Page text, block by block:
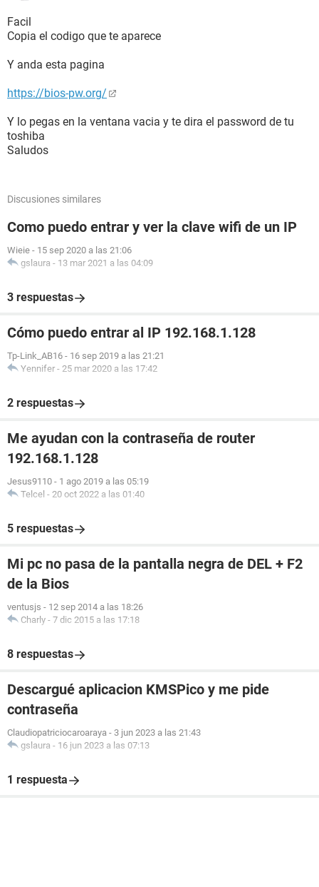
Facil
Copia el codigo que te aparece
Y anda esta pagina
https://bios-pw.org/
Y lo pegas en la ventana vacia y te dira el password de tu
toshiba
Saludos
Discusiones similares
Como puedo entrar y ver la clave wifi de un IP
Wieie - 15 sep 2020 a las 21:06
gslaura - 13 mar 2021 a las 04:09
3 respuestas
Cómo puedo entrar al IP 192.168.1.128
Tp-Link_AB16 - 16 sep 2019 a las 21:21
Yennifer - 25 mar 2020 a las 17:42
2 respuestas
Me ayudan con la contraseña de router
192.168.1.128
Jesus9110 - 1 ago 2019 a las 05:19
Telcel - 20 oct 2022 a las 01:40
5 respuestas
Mi pc no pasa de la pantalla negra de DEL + F2
de la Bios
ventusjs - 12 sep 2014 a las 18:26
Charly - 7 dic 2015 a las 17:18
8 respuestas
Descargué aplicacion KMSPico y me pide
contraseña
Claudiopatriciocaroaraya - 3 jun 2023 a las 21:43
gslaura - 16 jun 2023 a las 07:13
1 respuesta